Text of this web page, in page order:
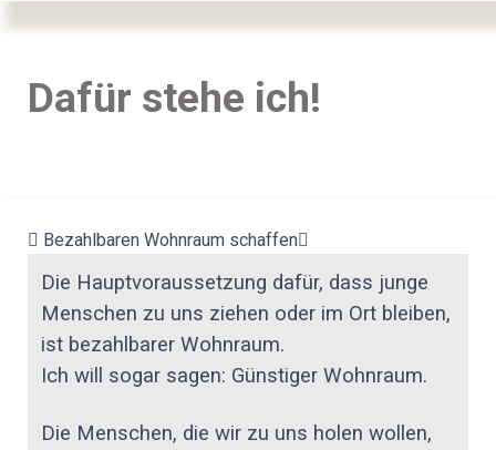
Dafür stehe ich!
Bezahlbaren Wohnraum schaffen
Die Hauptvoraussetzung dafür, dass junge
Menschen zu uns ziehen oder im Ort bleiben,
ist bezahlbarer Wohnraum.
Ich will sogar sagen: Günstiger Wohnraum.
Die Menschen, die wir zu uns holen wollen,